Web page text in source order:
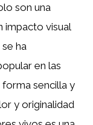
son una
impacto visual
ha
en las
sencilla y
y originalidad